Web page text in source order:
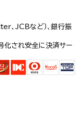
、JCBなど）、銀行振
化され安全に決済サー